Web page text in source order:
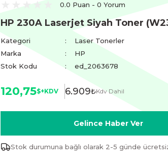
0.0 Puan - 0 Yorum
HP 230A Laserjet Siyah Toner
Kategori
Laser Tonerler
Marka
HP
Stok Kodu
ed_2063678
120,75$+KDV 6.909₺Kdv Dahil
Gelince Haber Ver
Stok durumuna bağlı olarak 2-5 günde